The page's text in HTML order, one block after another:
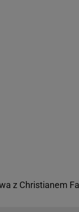
z Christianem